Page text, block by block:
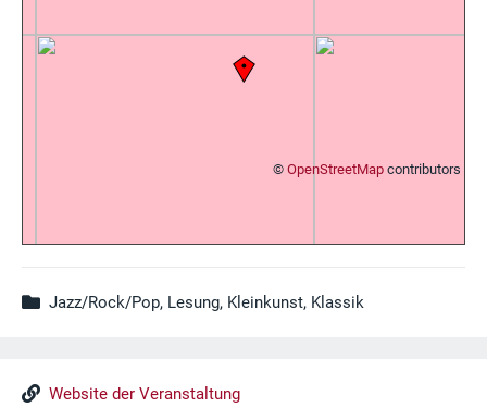
© OpenStreetMap contributors
Jazz/Rock/Pop, Lesung, Kleinkunst, Klassik
Website der Veranstaltung